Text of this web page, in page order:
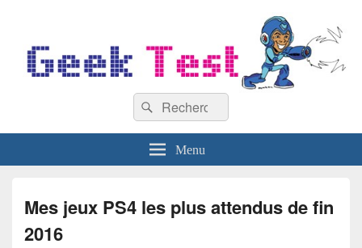
Recherche :
Rechercher
Menu
Mes jeux PS4 les plus attendus de fin
2016